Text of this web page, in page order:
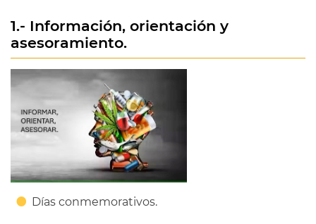
1.- Información, orientación y
asesoramiento.
Días conmemorativos.